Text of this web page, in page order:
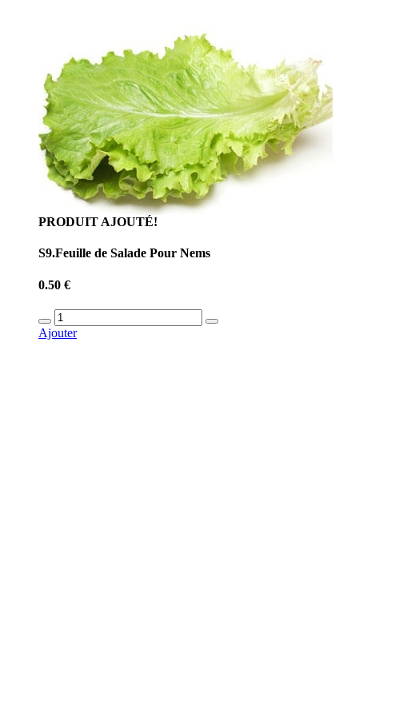
PRODUIT AJOUTÉ!
S9.Feuille de Salade Pour Nems
0.50 €
Ajouter